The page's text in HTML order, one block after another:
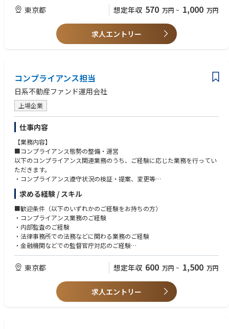
②J-SOX評価担当
文書化された全社統制、決算・財務報告統制、業務プロセス統制、ＩＴ全
般統制の整備・運用状況を評価します。評価した結果を親会社や監査法人
重要リスクの整理、経営層への報告を行います。
【歓迎経験】
■リスク・コンプライアンスに関わる部門での実務経験
■ビルメンテナンス・施設管理（大型物件：ホテ
ル、オフィス）での実務経験
■IT監査の経験
【歓迎資格】
宅地建物取引士、公認内部監査人、情報システム関連
【求める人物像】
・指示待ちではなく、主体的に課題を捉え行動できる方
・積極的な姿勢で業務を行い、改善・効率化に取り組める方
・チームワークを大切にして仕事を進められる方
東京都 想定年収 570 万円 ~ 1,000 万円
求人エントリー
コンプライアンス担当
日系不動産ファンド運用会社
上場企業
仕事内容
【業務内容】
■コンプライアンス態勢の整備・運営
以下のコンプライアンス関連業務のうち、ご経験に応じた業務を行ってい
ただきます。
・コンプライアンス遵守状況の検証・提案、変更等
・コンプライアンス違反案件の内容確認・調査と対応指導
・コンプライアンス・プログラムの策定・遂行
・社内規程等の体系の検証・提案
・役職員へのコンプライアンス教育
・各種統括業務（リスク管理・自己点検・信用調査等）
・情報システム及び情報セキュリティ管理
・法人関係情報の管理
・監督官庁対応
・AML/CFT推進
・コンプライアンス委員会の運営
・従業員等からの問合せ、告発等への対応
求める経験 / スキル
■歓迎条件（以下のいずれかのご経験をお持ちの方）
・コンプライアンス業務のご経験
・内部監査のご経験
・法律事務所での法務などに関わる業務のご経験
・金融機関などでの監督官庁対応のご経験
・不動産アセットマネジメント会社におけるアセットマネージャーのご経
験
・ミドルバックオフィス職でのご経験
・DX、IT等への興味関心
東京都 想定年収 600 万円 ~ 1,500 万円
求人エントリー